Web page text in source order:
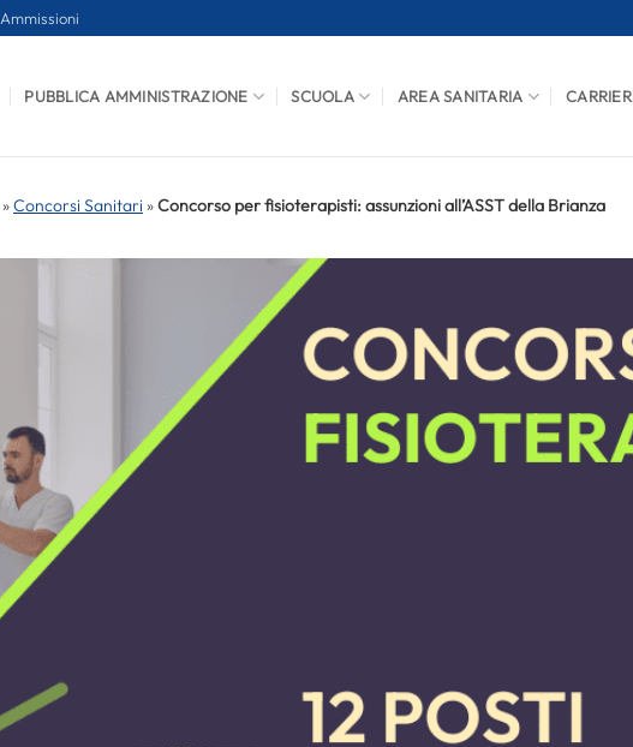
Ammissioni
PUBBLICA AMMINISTRAZIONE SCUOLA AREA SANITARIA
»Concorsi Sanitari »Concorso per fisioterapisti: assunzioni all’ASST della Brianza